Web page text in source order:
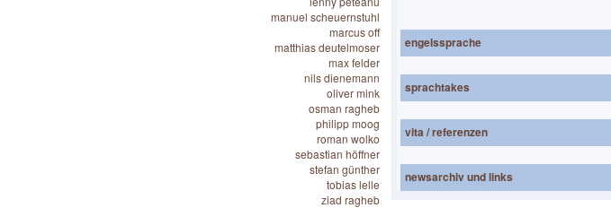
manuel scheuernstuhl
marcus off
matthias deutelmoser
max felder
nils dienemann
oliver mink
osman ragheb
philipp moog
roman wolko
sebastian höffner
stefan günther
tobias lelle
ziad ragheb
engelssprache
sprachtakes
vita / referenzen
newsarchiv und links